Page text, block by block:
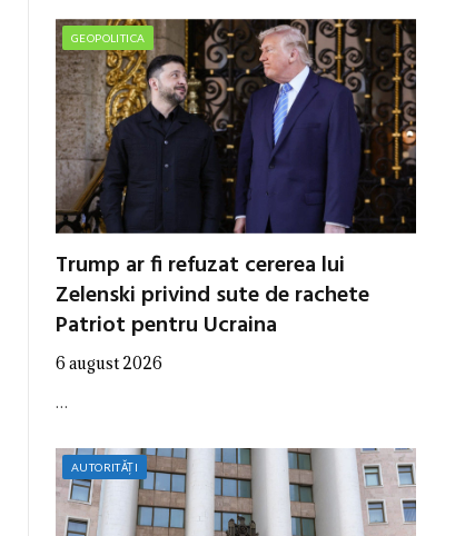
GEOPOLITICA
Trump ar fi refuzat cererea lui
Zelenski privind sute de rachete
Patriot pentru Ucraina
6 august 2026
…
AUTORITĂȚI